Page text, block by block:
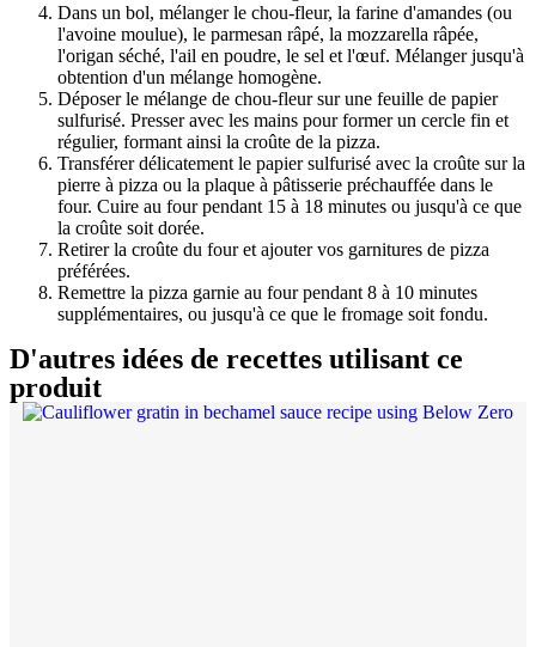
Dans un bol, mélanger le chou-fleur, la farine d'amandes (ou
l'avoine moulue), le parmesan râpé, la mozzarella râpée,
l'origan séché, l'ail en poudre, le sel et l'œuf. Mélanger jusqu'à
obtention d'un mélange homogène.
Déposer le mélange de chou-fleur sur une feuille de papier
sulfurisé. Presser avec les mains pour former un cercle fin et
régulier, formant ainsi la croûte de la pizza.
Transférer délicatement le papier sulfurisé avec la croûte sur la
pierre à pizza ou la plaque à pâtisserie préchauffée dans le
four. Cuire au four pendant 15 à 18 minutes ou jusqu'à ce que
la croûte soit dorée.
Retirer la croûte du four et ajouter vos garnitures de pizza
préférées.
Remettre la pizza garnie au four pendant 8 à 10 minutes
supplémentaires, ou jusqu'à ce que le fromage soit fondu.
D'autres idées de recettes utilisant ce
produit